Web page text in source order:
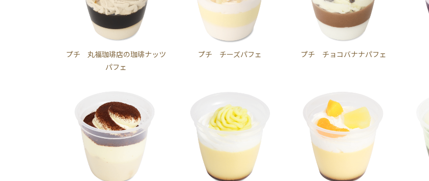
プチ 丸福珈琲店の珈琲ナッツ
パフェ
プチ チーズパフェ プチ チョコバナナパフェ